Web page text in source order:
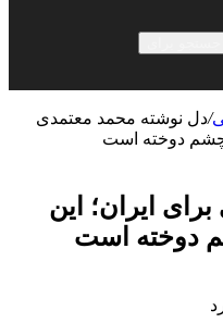
/دل نوشته محمد معتمدی
چشم دوخته است
ایران؛ این
دوخته است